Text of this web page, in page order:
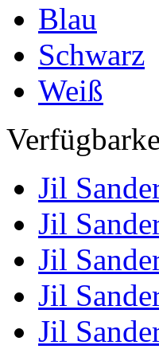
Blau
Schwarz
Weiß
Jil
Jil
Jil
Jil
Jil